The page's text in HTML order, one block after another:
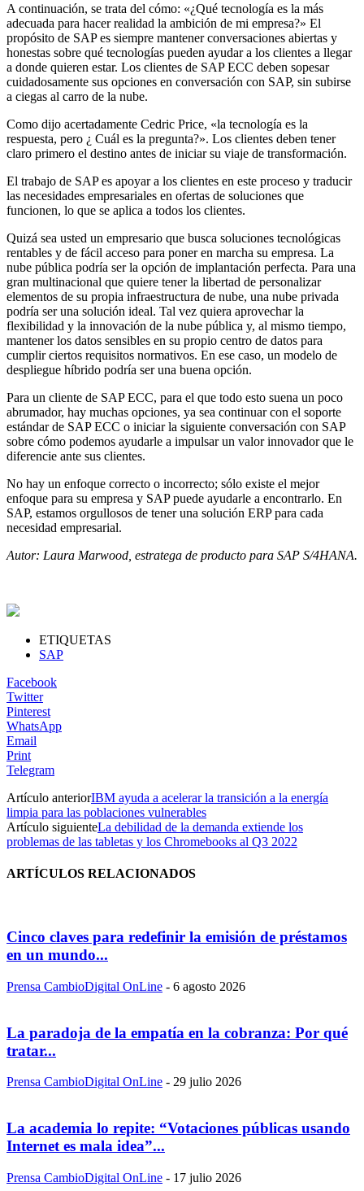
A continuación, se trata del cómo: «¿Qué tecnología es la más
adecuada para hacer realidad la ambición de mi empresa?» El
propósito de SAP es siempre mantener conversaciones abiertas y
honestas sobre qué tecnologías pueden ayudar a los clientes a llegar
a donde quieren estar. Los clientes de SAP ECC deben sopesar
cuidadosamente sus opciones en conversación con SAP, sin subirse
a ciegas al carro de la nube.
Como dijo acertadamente Cedric Price, «la tecnología es la
respuesta, pero ¿ Cuál es la pregunta?». Los clientes deben tener
claro primero el destino antes de iniciar su viaje de transformación.
El trabajo de SAP es apoyar a los clientes en este proceso y traducir
las necesidades empresariales en ofertas de soluciones que
funcionen, lo que se aplica a todos los clientes.
Quizá sea usted un empresario que busca soluciones tecnológicas
rentables y de fácil acceso para poner en marcha su empresa. La
nube pública podría ser la opción de implantación perfecta. Para una
gran multinacional que quiere tener la libertad de personalizar
elementos de su propia infraestructura de nube, una nube privada
podría ser una solución ideal. Tal vez quiera aprovechar la
flexibilidad y la innovación de la nube pública y, al mismo tiempo,
mantener los datos sensibles en su propio centro de datos para
cumplir ciertos requisitos normativos. En ese caso, un modelo de
despliegue híbrido podría ser una buena opción.
Para un cliente de SAP ECC, para el que todo esto suena un poco
abrumador, hay muchas opciones, ya sea continuar con el soporte
estándar de SAP ECC o iniciar la siguiente conversación con SAP
sobre cómo podemos ayudarle a impulsar un valor innovador que le
diferencie ante sus clientes.
No hay un enfoque correcto o incorrecto; sólo existe el mejor
enfoque para su empresa y SAP puede ayudarle a encontrarlo. En
SAP, estamos orgullosos de tener una solución ERP para cada
necesidad empresarial.
Autor: Laura Marwood, estratega de producto para SAP S/4HANA.
ETIQUETAS
SAP
Facebook
Twitter
Pinterest
WhatsApp
Email
Print
Telegram
Artículo anteriorIBM ayuda a acelerar la transición a la energía
limpia para las poblaciones vulnerables
Artículo siguienteLa debilidad de la demanda extiende los
problemas de las tabletas y los Chromebooks al Q3 2022
ARTÍCULOS RELACIONADOS
Cinco claves para redefinir la emisión de préstamos
en un mundo...
Prensa CambioDigital OnLine - 6 agosto 2026
La paradoja de la empatía en la cobranza: Por qué
tratar...
Prensa CambioDigital OnLine - 29 julio 2026
La academia lo repite: “Votaciones públicas usando
Internet es mala idea”...
Prensa CambioDigital OnLine - 17 julio 2026